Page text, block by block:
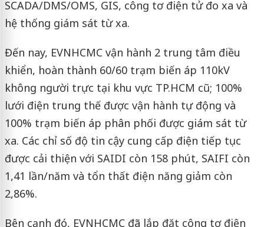
SCADA/DMS/OMS, GIS, công tơ điện tử đo xa và
hệ thống giám sát từ xa.
Đến nay, EVNHCMC vận hành 2 trung tâm điều
khiển, hoàn thành 60/60 trạm biến áp 110kV
không người trực tại khu vực TP.HCM cũ; 100%
lưới điện trung thế được vận hành tự động và
100% trạm biến áp phân phối được giám sát từ
xa. Các chỉ số độ tin cậy cung cấp điện tiếp tục
được cải thiện với SAIDI còn 158 phút, SAIFI còn
1,41 lần/năm và tổn thất điện năng giảm còn
2,86%.
Bên cạnh đó, EVNHCMC đã lắp đặt công tơ điện